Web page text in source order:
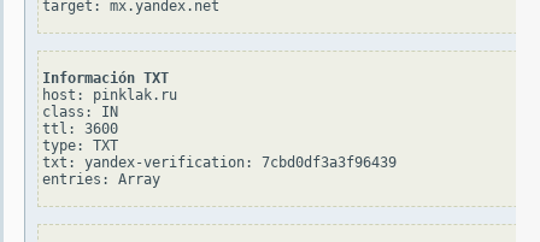
Información TXT
host: pinklak.ru
class: IN
ttl: 3600
type: TXT
txt: yandex-verification: 7cbd0df3a3f96439